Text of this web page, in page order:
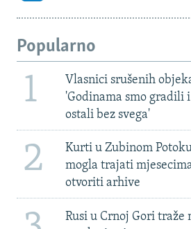
Popularno
1
Vlasnici srušenih
'Godinama smo gradili
ostali bez svega'
2
Kurti u Zubinom
mogla trajati
otvoriti arhive
Rusi u Crnoj Gori traže